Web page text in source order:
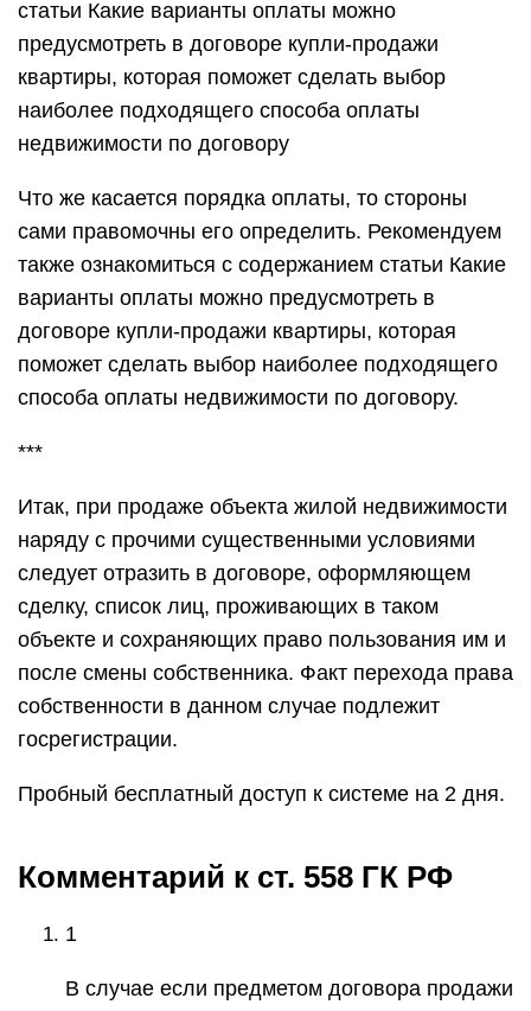
статьи Какие варианты оплаты можно
предусмотреть в договоре купли-продажи
квартиры, которая поможет сделать выбор
наиболее подходящего способа оплаты
недвижимости по договору
Что же касается порядка оплаты, то стороны
сами правомочны его определить. Рекомендуем
также ознакомиться с содержанием статьи Какие
варианты оплаты можно предусмотреть в
договоре купли-продажи квартиры, которая
поможет сделать выбор наиболее подходящего
способа оплаты недвижимости по договору.
***
Итак, при продаже объекта жилой недвижимости
наряду с прочими существенными условиями
следует отразить в договоре, оформляющем
сделку, список лиц, проживающих в таком
объекте и сохраняющих право пользования им и
после смены собственника. Факт перехода права
собственности в данном случае подлежит
госрегистрации.
Пробный бесплатный доступ к системе на 2 дня.
Комментарий к ст. 558 ГК РФ
1
В случае если предметом договора продажи